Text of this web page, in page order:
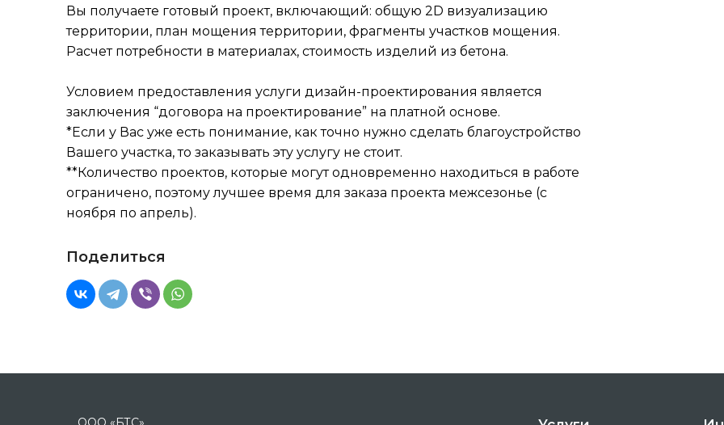
Вы получаете готовый проект, включающий: общую 2D визуализацию
территории, план мощения территории, фрагменты участков мощения.
Расчет потребности в материалах, стоимость изделий из бетона.
Условием предоставления услуги дизайн-проектирования является
заключения “договора на проектирование” на платной основе.
*Если у Вас уже есть понимание, как точно нужно сделать благоустройство
Вашего участка, то заказывать эту услугу не стоит.
**Количество проектов, которые могут одновременно находиться в работе
ограничено, поэтому лучшее время для заказа проекта межсезонье (с
ноября по апрель).
Поделиться